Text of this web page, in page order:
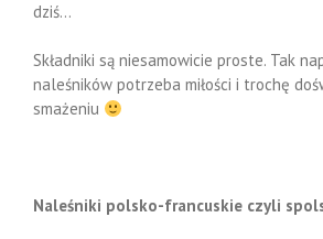
dziś…
Składniki są niesamowicie proste. Tak
naleśników potrzeba miłości i trochę
smażeniu
Naleśniki polsko-francuskie czyli